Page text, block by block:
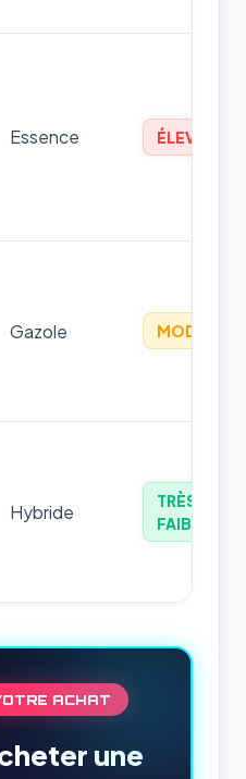
Essence ÉLEVÉ
Gazole MODÉRÉ
Hybride
TRÈS
FAIBLE
ACHAT
une